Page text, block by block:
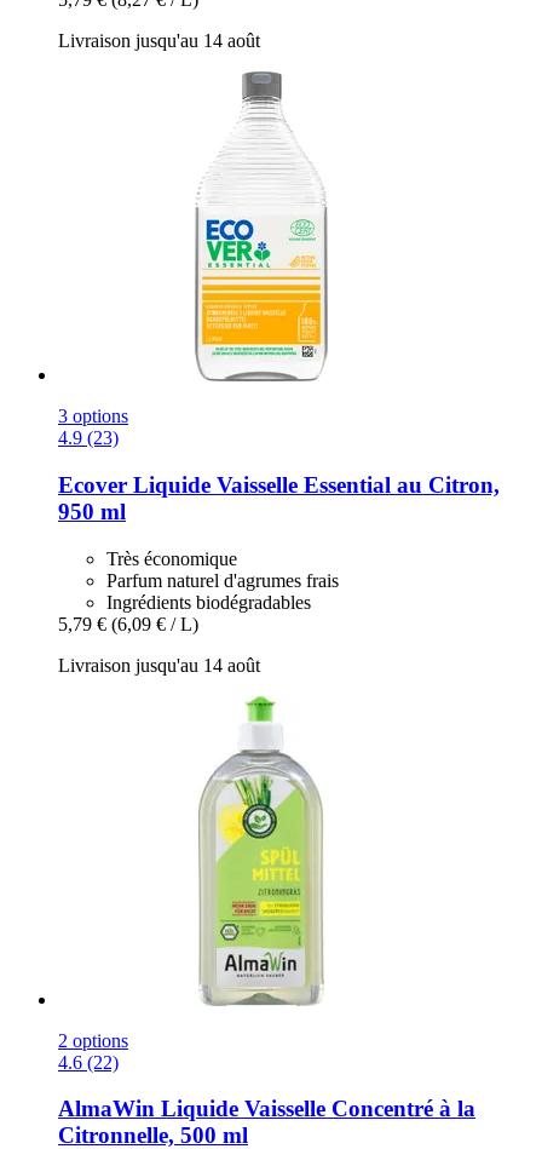
Livraison jusqu'au 14 août
3 options
4.9 (23)
Ecover Liquide Vaisselle Essential au Citron,
950 ml
Très économique
Parfum naturel d'agrumes frais
Ingrédients biodégradables
5,79 € (6,09 € / L)
Livraison jusqu'au 14 août
2 options
4.6 (22)
AlmaWin Liquide Vaisselle Concentré à la
Citronnelle, 500 ml